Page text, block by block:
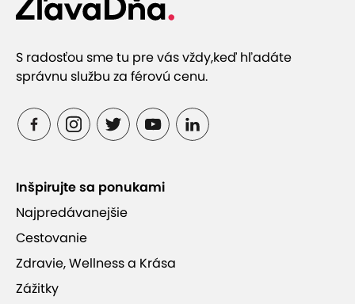
S radosťou sme tu pre vás vždy,keď hľadáte
správnu službu za férovú cenu.
Inšpirujte sa ponukami
Najpredávanejšie
Cestovanie
Zdravie, Wellness a Krása
Zážitky